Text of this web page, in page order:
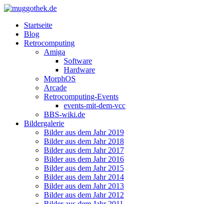
Startseite
Blog
Retrocomputing
Amiga
Software
Hardware
MorphOS
Arcade
Retrocomputing-Events
events-mit-dem-vcc
BBS-wiki.de
Bildergalerie
Bilder aus dem Jahr 2019
Bilder aus dem Jahr 2018
Bilder aus dem Jahr 2017
Bilder aus dem Jahr 2016
Bilder aus dem Jahr 2015
Bilder aus dem Jahr 2014
Bilder aus dem Jahr 2013
Bilder aus dem Jahr 2012